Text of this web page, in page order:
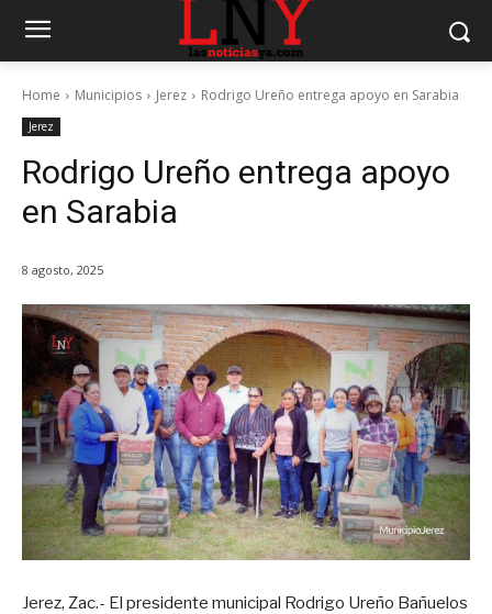
Home Municipios Jerez Rodrigo Ureño entrega apoyo en Sarabia
Jerez
Rodrigo Ureño entrega apoyo
en Sarabia
8 agosto, 2025
Jerez, Zac.- El presidente municipal Rodrigo Ureño Bañuelos